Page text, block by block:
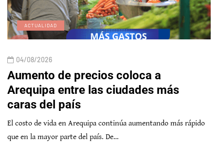
ACTUALIDAD
04/08/2026
Aumento de precios coloca a
Arequipa entre las ciudades más
caras del país
El costo de vida en Arequipa continúa aumentando más rápido
que en la mayor parte del país. De…